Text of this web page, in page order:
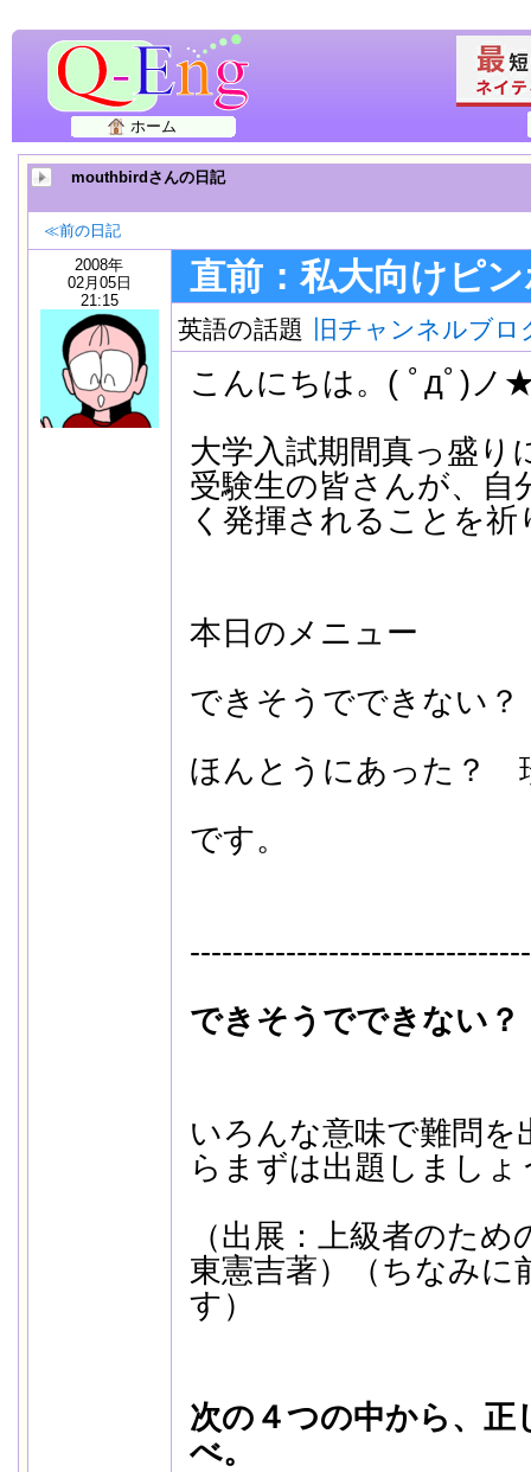
ホーム
mouthbirdさんの日記
≪前の日記
2008年
02月05日
21:15
直前：私大向けピ
英語の話題 旧チャンネルブロ
こんにちは。( ﾟдﾟ)ノ
大学入試期間真っ盛り
受験生の皆さんが、自
く発揮されることを祈
本日のメニュー
できそうでできない
ほんとうにあった？
です。
できそうでできない
いろんな意味で難問を
らまずは出題しましょ
（出展：上級者のた
東憲吉著）（ちなみに
す）
次の４つの中から、正
べ。